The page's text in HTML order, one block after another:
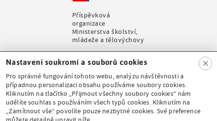
Příspěvková
organizace
Ministerstva školství,
mládeže a tělovýchovy
Stálá expozice pod
záštitou České
Clo
se
Nastavení soukromí a souborů cookies
Pro správné fungování tohoto webu, analýzu návštěvnosti a
případnou personalizaci obsahu používáme soubory cookies.
Kliknutím na tlačítko „Přijmout všechny soubory cookies“ nám
udělíte souhlas s používáním všech typů cookies. Kliknutím na
„Zamítnout vše“ povolíte pouze nezbytné cookies. Své preference